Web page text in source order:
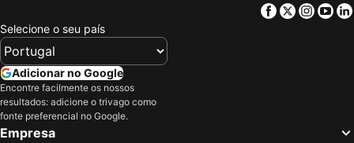
Facebook
Twitter
Selecione o seu país
Adicionar no Google
Encontre facilmente os nossos
resultados: adicione o trivago como
fonte preferencial no Google.
Empresa